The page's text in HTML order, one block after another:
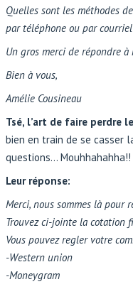
Quelles sont les méthodes
par téléphone ou par
Un gros merci de répondre à
Bien à vous,
Amélie Cousineau
Tsé, l’art de faire perdre
bien en train de se casser
questions… Mouhhahahha!!
Leur réponse:
Merci, nous sommes là pour
Trouvez ci-jointe la cotation
Vous pouvez regler votre
-Western union
-Moneygram